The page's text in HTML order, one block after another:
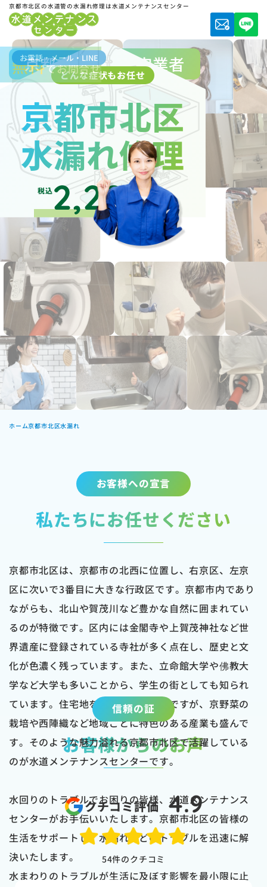
京都市北区の水道管の水漏れ修理は水道メンテナンスセンター
京都市水道局指定業者
どんな症状もお任せ
京都市北区
水漏れ修理
税込2,200円～
ホーム京都市北区水漏れ
お客様への宣言
私たちにお任せください
京都市北区は、京都市の北西に位置し、右京区、左京
区に次いで3番目に大きな行政区です。京都市内であり
ながらも、北山や賀茂川など豊かな自然に囲まれてい
るのが特徴です。区内には金閣寺や上賀茂神社など世
界遺産に登録されている寺社が多く点在し、歴史と文
化が色濃く残っています。また、立命館大学や佛教大
学など大学も多いことから、学生の街としても知られ
ています。住宅地を中心とする地域ですが、京野菜の
栽培や西陣織など地域ごとに特色のある産業も盛んで
す。そのような魅力溢れる京都市北区で活躍している
のが水道メンテナンスセンターです。
水回りのトラブルでお困りの皆様、水道メンテナンス
センターがお手伝いいたします。京都市北区の皆様の
生活をサポートし、水漏れなどのトラブルを迅速に解
決いたします。
水まわりのトラブルが生活に及ぼす影響を最小限に止
信頼の証
お客様からのお声
クチコミ評価 4.9
54件のクチコミ
お電話・メール・LINE
無料でお問合せ